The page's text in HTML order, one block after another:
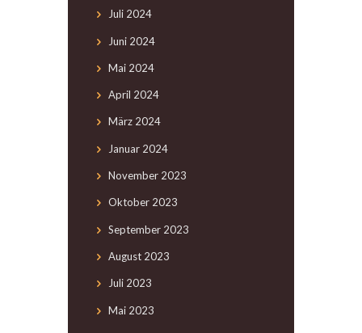
Juli 2024
Juni 2024
Mai 2024
April 2024
März 2024
Januar 2024
November 2023
Oktober 2023
September 2023
August 2023
Juli 2023
Mai 2023